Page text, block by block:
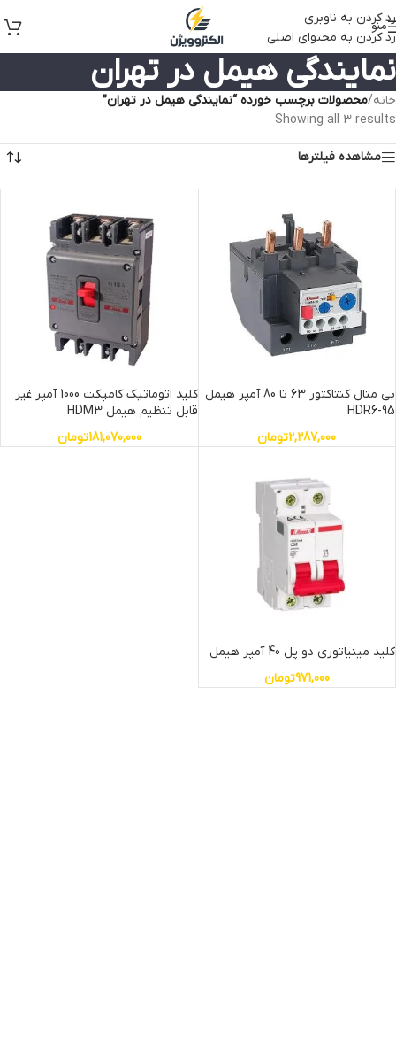
رد کردن به ناوبری
رد کردن به محتوای اصلی
منو
نمایندگی هیمل در تهران
خانه/محصولات برچسب خورده “نمایندگی هیمل در تهران”
Showing all 3 results
مشاهده فیلترها
بی متال کنتاکتور 63 تا 80 آمپر هیمل
HDR6-95
2,287,000تومان
کلید اتوماتیک کامپکت 1000 آمپر غیر
قابل تنظیم هیمل HDM3
181,070,000تومان
کلید مینیاتوری دو پل 40 آمپر هیمل
971,000تومان